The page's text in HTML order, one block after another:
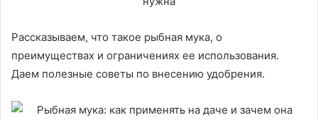
Рассказываем, что такое рыбная мука, о
преимуществах и ограничениях ее использования.
Даем полезные советы по внесению удобрения.